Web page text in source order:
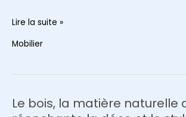
Comment
pour
votre
Lire la suite »
Mobilier
Le bois, la matière naturelle